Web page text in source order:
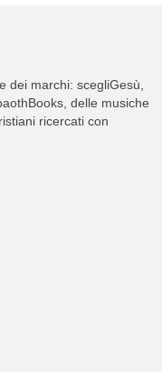
dei marchi: scegliGesù,
delle musiche
ricercati con